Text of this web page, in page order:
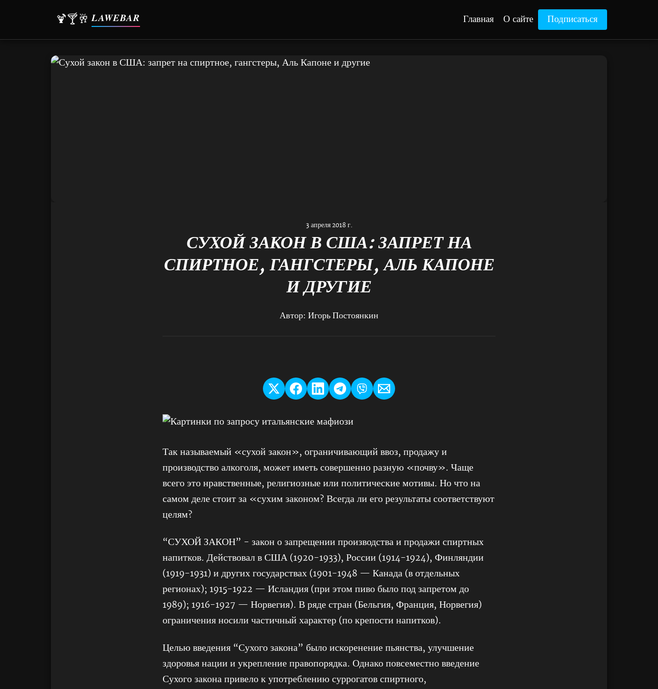
🍹🍸🥂 LAWEBAR Главная О сайте Подписаться
3 апреля 2018 г.
СУХОЙ ЗАКОН В США: ЗАПРЕТ НА
СПИРТНОЕ, ГАНГСТЕРЫ, АЛЬ КАПОНЕ
И ДРУГИЕ
Автор: Игорь Постоянкин
Так называемый «сухой закон», ограничивающий ввоз, продажу и
производство алкоголя, может иметь совершенно разную «почву». Чаще
всего это нравственные, религиозные или политические мотивы. Но что на
самом деле стоит за «сухим законом? Всегда ли его результаты соответствуют
целям?
“СУХОЙ ЗАКОН” - закон о запрещении производства и продажи спиртных
напитков. Действовал в США (1920-1933), России (1914-1924), Финляндии
(1919-1931) и других государствах (1901-1948 — Канада (в отдельных
регионах); 1915-1922 — Исландия (при этом пиво было под запретом до
1989); 1916-1927 — Норвегия). В ряде стран (Бельгия, Франция, Норвегия)
ограничения носили частичный характер (по крепости напитков).
Целью введения “Сухого закона” было искоренение пьянства, улучшение
здоровья нации и укрепление правопорядка. Однако повсеместно введение
Сухого закона привело к употреблению суррогатов спиртного,